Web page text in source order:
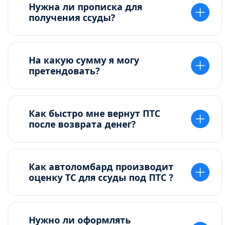
Нужна ли прописка для
получения ссуды?
На какую сумму я могу
претендовать?
Как быстро мне вернут ПТС
после возврата денег?
Как автоломбард производит
оценку ТС для ссуды под ПТС ?
Нужно ли оформлять